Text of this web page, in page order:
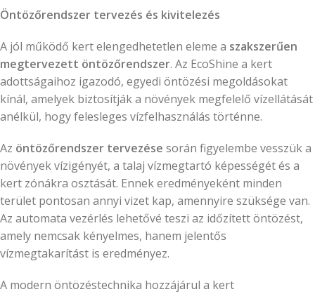
Öntözőrendszer tervezés és kivitelezés
A jól működő kert elengedhetetlen eleme a szakszerűen
megtervezett öntözőrendszer. Az EcoShine a kert
adottságaihoz igazodó, egyedi öntözési megoldásokat
kínál, amelyek biztosítják a növények megfelelő vízellátását
anélkül, hogy felesleges vízfelhasználás történne.
Az öntözőrendszer tervezése során figyelembe vesszük a
növények vízigényét, a talaj vízmegtartó képességét és a
kert zónákra osztását. Ennek eredményeként minden
terület pontosan annyi vizet kap, amennyire szüksége van.
Az automata vezérlés lehetővé teszi az időzített öntözést,
amely nemcsak kényelmes, hanem jelentős
vízmegtakarítást is eredményez.
A modern öntözéstechnika hozzájárul a kert